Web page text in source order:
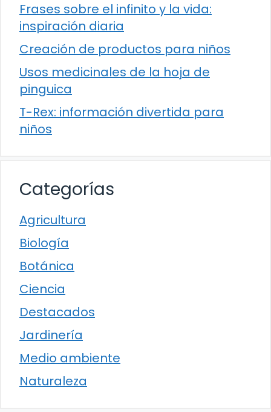
Frases sobre el infinito y la vida:
inspiración diaria
Creación de productos para niños
Usos medicinales de la hoja de
pinguica
T-Rex: información divertida para
niños
Categorías
Agricultura
Biología
Botánica
Ciencia
Destacados
Jardinería
Medio ambiente
Naturaleza